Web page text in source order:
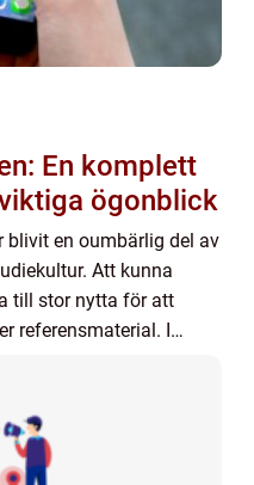
En komplett
ögonblick
blivit en oumbärlig del av
Att kunna
till stor nytta för att
referensmaterial. I